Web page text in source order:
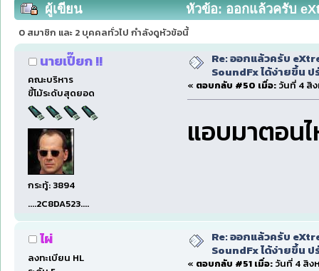
ผู้เขียน
หัวข้อ: ออกแล้วครับ
อิสระได้ (อ่าน 194424 ครั้ง)
0 สมาชิก และ 2 บุคคลทั่วไป กำลังดูหัวข้อนี้
นายเปี๊ยก !!
คณะบริหาร
ขี้โม้ระดับสุดยอด
กระทู้: 3894
....2C8DA523....
Re: ออกแล้วครับ
SoundFx ได้ง่ายขึ้น
« ตอบกลับ #50 เมื่อ: วันที่ 4 สิ
แอบมาตอน
ไผ่
ลงทะเบียน HL
Re: ออกแล้วครับ
SoundFx ได้ง่ายขึ้น
« ตอบกลับ #51 เมื่อ: วันที่ 4 สิง